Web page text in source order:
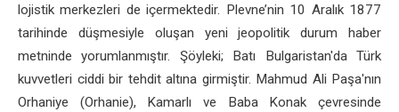
lojistik merkezleri de içermektedir. Plevne’nin 10 Aralık 1877
tarihinde düşmesiyle oluşan yeni jeopolitik durum haber
metninde yorumlanmıştır. Şöyleki; Batı Bulgaristan'da Türk
kuvvetleri ciddi bir tehdit altına girmiştir. Mahmud Ali Paşa'nın
Orhaniye (Orhanie), Kamarlı ve Baba Konak çevresinde